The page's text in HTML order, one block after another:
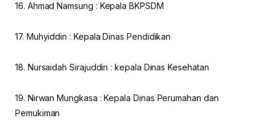
16. Ahmad Namsung : Kepala BKPSDM
17. Muhyiddin : Kepala Dinas Pendidikan
18. Nursaidah Sirajuddin : kepala Dinas Kesehatan
19. Nirwan Mungkasa : Kepala Dinas Perumahan dan
Pemukiman